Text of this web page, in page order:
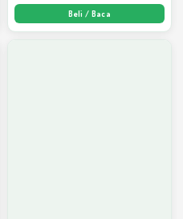
Beli / Baca